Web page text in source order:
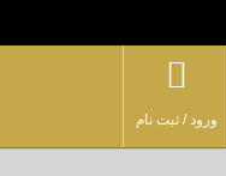
ورود / ثبت نام